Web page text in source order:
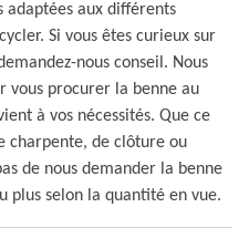
adaptées aux différents
Si vous êtes curieux sur
nous conseil. Nous
vous procurer la benne au
à vos nécessités. Que ce
charpente, de clôture ou
de nous demander la benne
plus selon la quantité en vue.